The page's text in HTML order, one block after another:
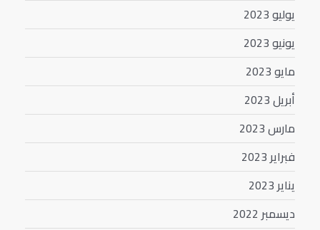
يوليو 2023
يونيو 2023
مايو 2023
أبريل 2023
مارس 2023
فبراير 2023
يناير 2023
ديسمبر 2022